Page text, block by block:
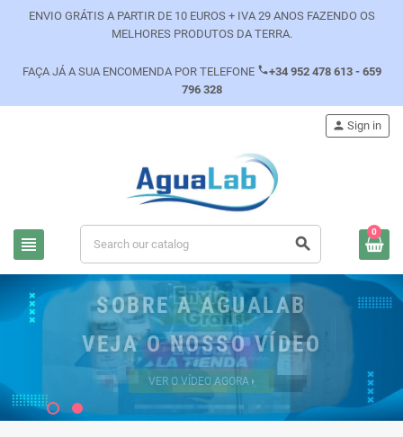
ENVIO GRÁTIS A PARTIR DE 10 EUROS + IVA 29 ANOS FAZENDO OS
MELHORES PRODUTOS DA TERRA.
FAÇA JÁ A SUA ENCOMENDA POR TELEFONE phone+34 952 478 613 - 659
796 328
view_headline search
person Sign in
0